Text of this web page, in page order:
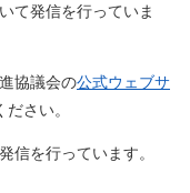
て発信を行っていま
協議会の公式ウェブサ
さい。
信を行っています。